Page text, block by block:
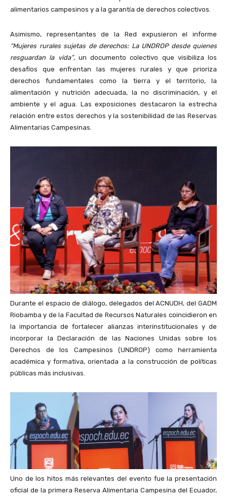
alimentarios campesinos y a la garantía de derechos colectivos.
Asimismo, representantes de la Red expusieron el informe
“Mujeres rurales sujetas de derechos: La UNDROP desde quienes
resguardan la vida”, un documento colectivo que visibiliza los
desafíos que enfrentan las mujeres rurales y que prioriza
derechos fundamentales como la tierra y el territorio, la
alimentación y nutrición adecuada, la no discriminación, y el
ambiente y el agua. Las exposiciones destacaron la estrecha
relación entre estos derechos y la sostenibilidad de las Reservas
Alimentarias Campesinas.
Durante el espacio de diálogo, delegados del ACNUDH, del GADM
Riobamba y de la Facultad de Recursos Naturales coincidieron en
la importancia de fortalecer alianzas interinstitucionales y de
incorporar la Declaración de las Naciones Unidas sobre los
Derechos de los Campesinos (UNDROP) como herramienta
académica y formativa, orientada a la construcción de políticas
públicas más inclusivas.
Uno de los hitos más relevantes del evento fue la presentación
oficial de la primera Reserva Alimentaria Campesina del Ecuador,